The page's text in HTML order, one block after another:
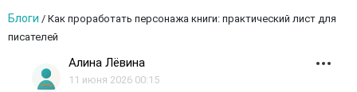
Блоги / Как проработать персонажа книги: практический лист для
писателей
Алина Лёвина
11 июня 2026 00:15